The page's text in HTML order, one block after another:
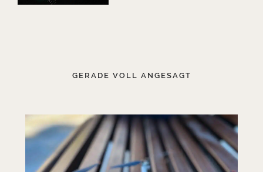
GERADE VOLL ANGESAGT